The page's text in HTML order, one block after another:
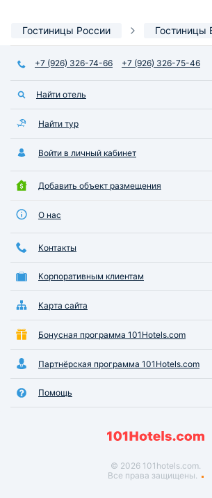
Гостиницы России Гостиницы
+7 (926) 326-74-66 +7 (926) 326-75-46
Найти отель
Найти тур
Войти в личный кабинет
Добавить объект размещения
О нас
Контакты
Корпоративным клиентам
Карта сайта
Бонусная программа 101Hotels.com
Партнёрская программа 101Hotels.com
Помощь
© 2026 101hotels.com.
Все права защищены.